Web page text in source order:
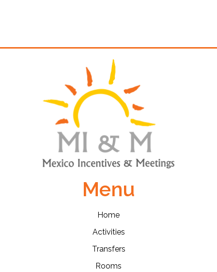
Menu
Home
Activities
Transfers
Rooms